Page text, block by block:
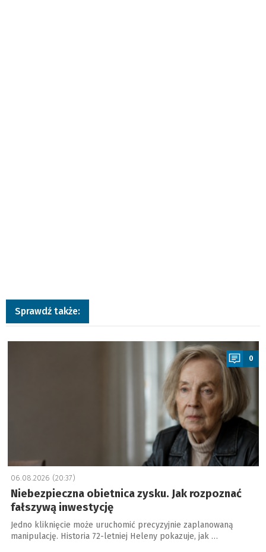
Sprawdź także:
a
0
06.08.2026 (20:37)
Niebezpieczna obietnica zysku. Jak rozpoznać
fałszywą inwestycję
Jedno kliknięcie może uruchomić precyzyjnie zaplanowaną
manipulację. Historia 72-letniej Heleny pokazuje, jak …